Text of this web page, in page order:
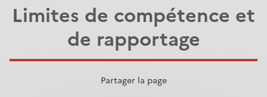
l
'
Information sur les données
Textes juridiques
Limites de compétence et
de rapportage
Partager la page